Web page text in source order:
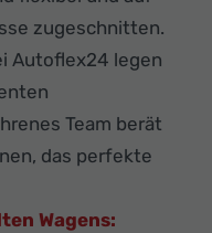
zugeschnitten.
Autoflex24 legen
Team berät
das perfekte
Wagens: